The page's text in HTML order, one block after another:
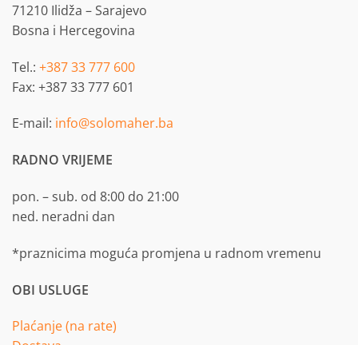
71210 Ilidža – Sarajevo
Bosna i Hercegovina
Tel.: +387 33 777 600
Fax: +387 33 777 601
E-mail: info@solomaher.ba
RADNO VRIJEME
pon. – sub. od 8:00 do 21:00
ned. neradni dan
*praznicima moguća promjena u radnom vremenu
OBI USLUGE
Plaćanje (na rate)